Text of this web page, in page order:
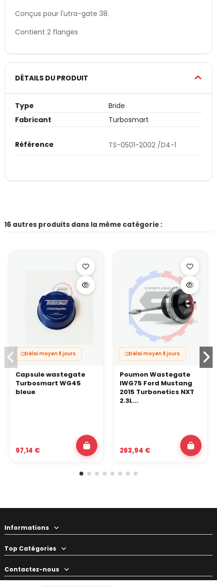
Conçus pour l'utra-gate 38.
Contient 2 flanges
DÉTAILS DU PRODUIT
Type
Bride
Fabricant
Turbosmart
Référence TS-0501-2002 /D4-1
16 autres produits dans la même catégorie :
Délai moyen 8 jours
Capsule wastegate
Turbosmart WG45
bleue
97,14 €
Délai moyen 8 jours
Poumon Wastegate
IWG75 Ford Mustang
2015 Turbonetics NXT
2.3L...
263,94 €
Informations
Top Catégories
Contactez-nous